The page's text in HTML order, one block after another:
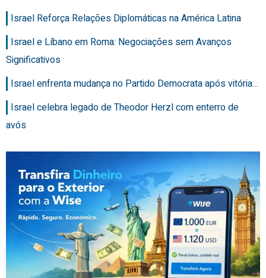
Israel Reforça Relações Diplomáticas na América Latina
Israel e Líbano em Roma: Negociações sem Avanços
Significativos
Israel enfrenta mudança no Partido Democrata após vitória…
Israel celebra legado de Theodor Herzl com enterro de
avós